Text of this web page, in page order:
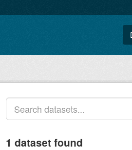
1 dataset found